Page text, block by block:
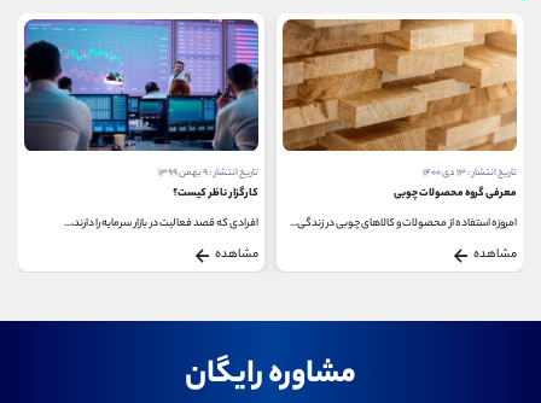
زندگی...
تاریخ انتشار : ۹ بهمن ۱۳۹۹
کارگزار ناظر کیست؟
افرادی که قصد فعالیت در بازار سرمایه را دارند،...
مشاهده
تاریخ انتشار : ۱۹ شهریور ۱۳۹۹
همه چیز درباره مجامع بورسی
مجامع بورسی از مواردی می باشد که برای تازه کاران...
مشاهده
مشاوره رایگان